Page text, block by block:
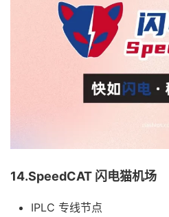
14.SpeedCAT 闪电猫机场
IPLC 专线节点